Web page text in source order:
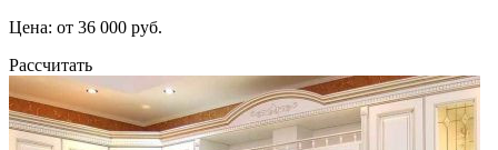
Цена: от 36 000 руб.
Рассчитать